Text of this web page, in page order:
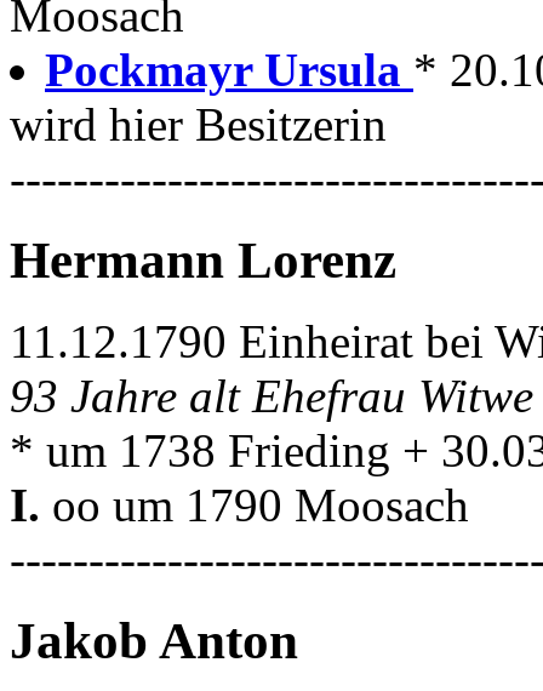
Moosach
Pockmayr Ursula *
wird hier Besitzerin
Hermann Lorenz
11.12.1790 Einheirat bei
93 Jahre alt Ehefrau
* um 1738 Frieding +
I. oo um 1790 Moosach
Jakob Anton